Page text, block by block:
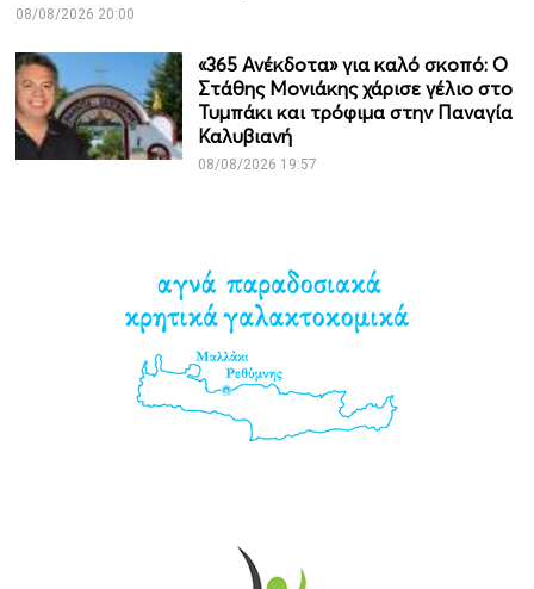
08/08/2026 20:00
«365 Ανέκδοτα» για καλό σκοπό: Ο
Στάθης Μονιάκης χάρισε γέλιο στο
Τυμπάκι και τρόφιμα στην Παναγία
Καλυβιανή
08/08/2026 19:57